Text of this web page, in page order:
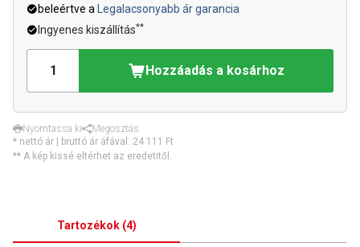
beleértve a
Legalacsonyabb ár garancia
Ingyenes kiszállítás**
Hozzáadás a kosárhoz
Nyomtassa ki
Megosztás
* nettó ár | bruttó ár áfával: 24 111 Ft
** A kép kissé eltérhet az eredetitől.
Tartozékok(4)